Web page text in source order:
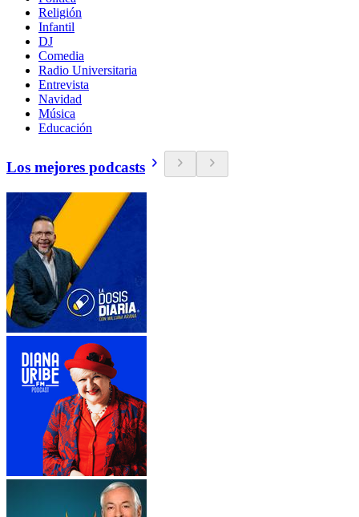
Religión
Infantil
DJ
Comedia
Radio Universitaria
Entrevista
Navidad
Música
Educación
Los mejores podcasts